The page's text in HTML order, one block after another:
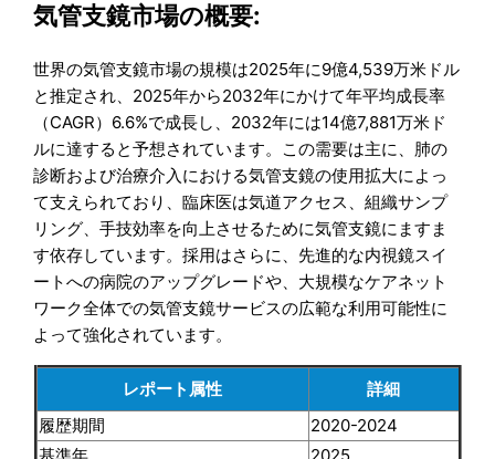
気管支鏡市場の概要:
世界の気管支鏡市場の規模は2025年に9億4,539万米ドル
と推定され、2025年から2032年にかけて年平均成長率
（CAGR）6.6%で成長し、2032年には14億7,881万米ド
ルに達すると予想されています。この需要は主に、肺の
診断および治療介入における気管支鏡の使用拡大によっ
て支えられており、臨床医は気道アクセス、組織サンプ
リング、手技効率を向上させるために気管支鏡にますま
す依存しています。採用はさらに、先進的な内視鏡スイ
ートへの病院のアップグレードや、大規模なケアネット
ワーク全体での気管支鏡サービスの広範な利用可能性に
よって強化されています。
レポート属性
詳細
履歴期間
2020-2024
基準年
2025